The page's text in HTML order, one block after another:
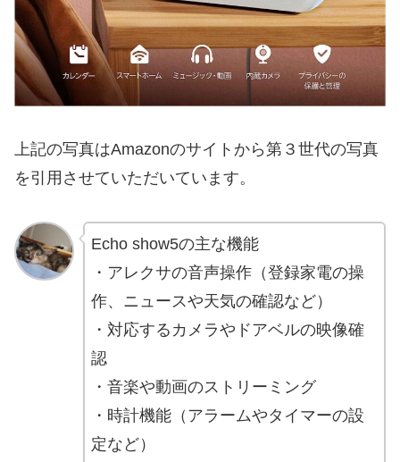
上記の写真はAmazonのサイトから第３世代の写真
を引用させていただいています。
Echo show5の主な機能
・アレクサの音声操作（登録家電の操
作、ニュースや天気の確認など）
・対応するカメラやドアベルの映像確
認
・音楽や動画のストリーミング
・時計機能（アラームやタイマーの設
定など）